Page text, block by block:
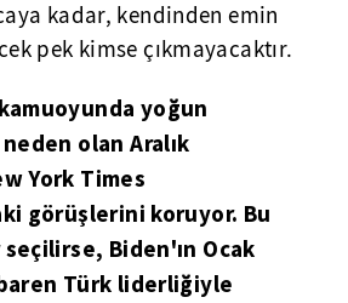
kadar, kendinden emin
pek kimse çıkmayacaktır.
yoğun
olan Aralık
York Times
görüşlerini koruyor. Bu
Biden'ın Ocak
Türk liderliğiyle